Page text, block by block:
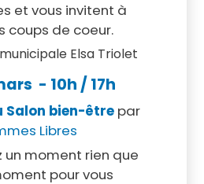
et vous invitent à
coups de coeur.
Elsa Triolet
- 10h / 17h
Salon bien-êtrepar
Libres
un moment rien que
pour vous